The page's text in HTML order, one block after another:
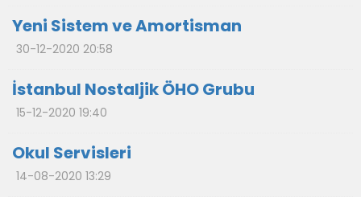
Yeni Sistem ve Amortisman
30-12-2020 20:58
İstanbul Nostaljik ÖHO Grubu
15-12-2020 19:40
Okul Servisleri
14-08-2020 13:29